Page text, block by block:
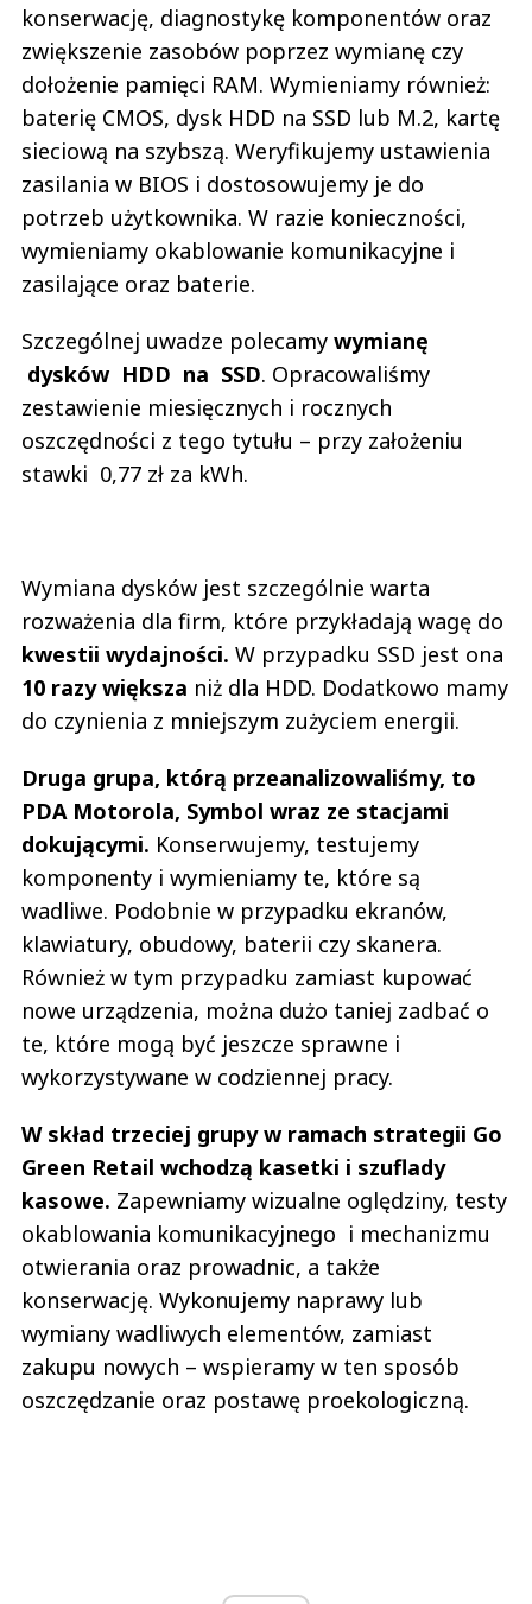
konserwację, diagnostykę komponentów oraz
zwiększenie zasobów poprzez wymianę czy
dołożenie pamięci RAM. Wymieniamy również:
baterię CMOS, dysk HDD na SSD lub M.2, kartę
sieciową na szybszą. Weryfikujemy ustawienia
zasilania w BIOS i dostosowujemy je do
potrzeb użytkownika. W razie konieczności,
wymieniamy okablowanie komunikacyjne i
zasilające oraz baterie.
Szczególnej uwadze polecamy wymianę
dysków HDD na SSD. Opracowaliśmy
zestawienie miesięcznych i rocznych
oszczędności z tego tytułu – przy założeniu
stawki 0,77 zł za kWh.
Wymiana dysków jest szczególnie warta
rozważenia dla firm, które przykładają wagę do
kwestii wydajności. W przypadku SSD jest ona
10 razy większa niż dla HDD. Dodatkowo mamy
do czynienia z mniejszym zużyciem energii.
Druga grupa, którą przeanalizowaliśmy, to
PDA Motorola, Symbol wraz ze stacjami
dokującymi. Konserwujemy, testujemy
komponenty i wymieniamy te, które są
wadliwe. Podobnie w przypadku ekranów,
klawiatury, obudowy, baterii czy skanera.
Również w tym przypadku zamiast kupować
nowe urządzenia, można dużo taniej zadbać o
te, które mogą być jeszcze sprawne i
wykorzystywane w codziennej pracy.
W skład trzeciej grupy w ramach strategii Go
Green Retail wchodzą kasetki i szuflady
kasowe. Zapewniamy wizualne oględziny, testy
okablowania komunikacyjnego i mechanizmu
otwierania oraz prowadnic, a także
konserwację. Wykonujemy naprawy lub
wymiany wadliwych elementów, zamiast
zakupu nowych – wspieramy w ten sposób
oszczędzanie oraz postawę proekologiczną.